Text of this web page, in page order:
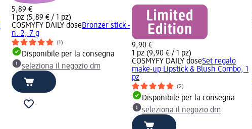
5,89 €
1 pz (5,89 € / 1 pz)
COSMYFY DAILY doseBronzer stick -
n. 2, 7 g
(1)
Disponibile per la consegna
seleziona il negozio dm
9,90 €
1 pz (9,90 € / 1 pz)
COSMYFY DAILY doseSet regalo
make-up Lipstick & Blush Combo, 1
pz
(2)
Disponibile per la consegna
seleziona il negozio dm